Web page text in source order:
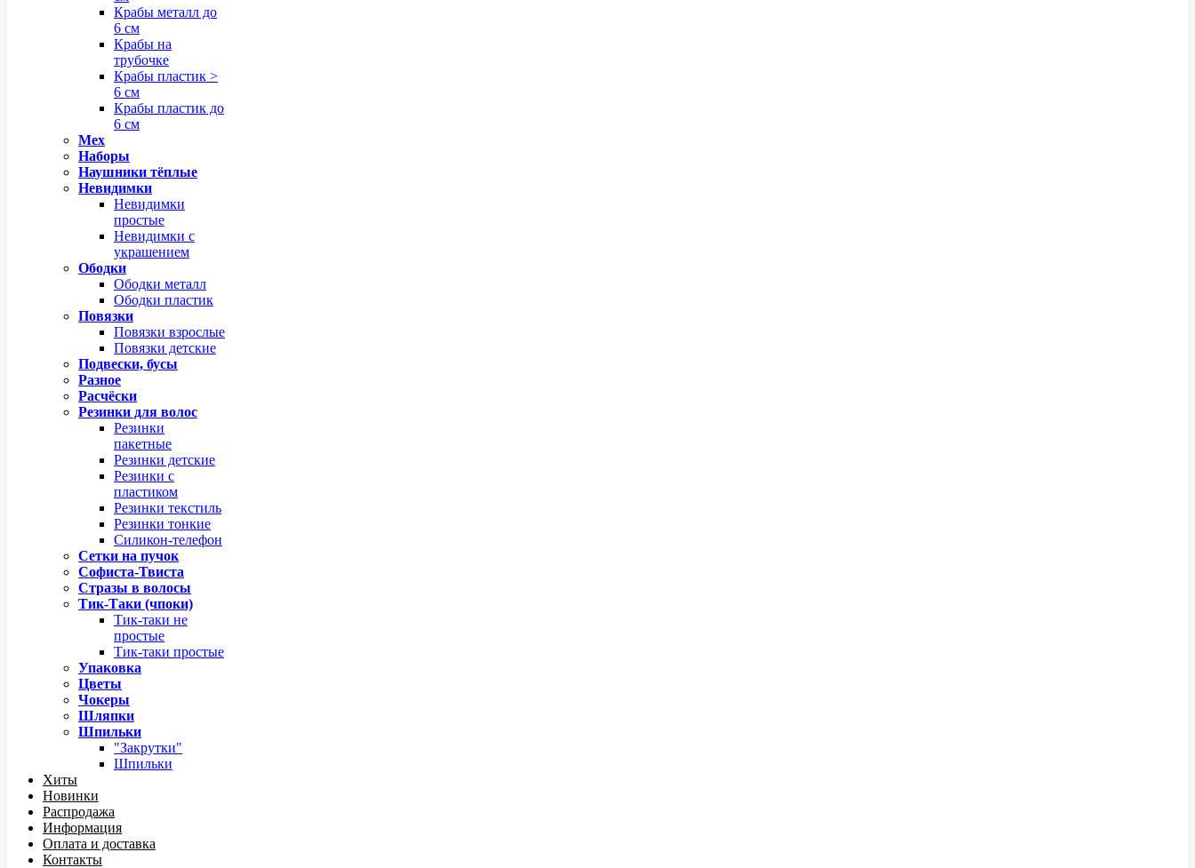
Крабы металл до
6 см
Крабы на
трубочке
Крабы пластик >
6 см
Крабы пластик до
6 см
Мех
Наборы
Наушники тёплые
Невидимки
Невидимки
простые
Невидимки с
украшением
Ободки
Ободки металл
Ободки пластик
Повязки
Повязки взрослые
Повязки детские
Подвески, бусы
Разное
Расчёски
Резинки для волос
Резинки
пакетные
Резинки детские
Резинки с
пластиком
Резинки текстиль
Резинки тонкие
Силикон-телефон
Сетки на пучок
Софиста-Твиста
Стразы в волосы
Тик-Таки (чпоки)
Тик-таки не
простые
Тик-таки простые
Упаковка
Цветы
Чокеры
Шляпки
Шпильки
"Закрутки"
Шпильки
Хиты
Новинки
Распродажа
Информация
Оплата и доставка
Контакты